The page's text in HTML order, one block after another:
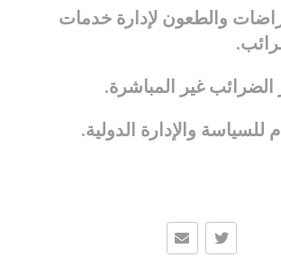
والطعون لإدارة خدمات
الضرائب غير المباشرة.
للسياسة والإدارة الدولية.